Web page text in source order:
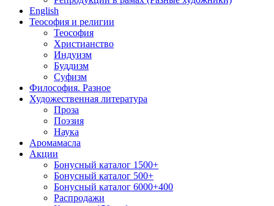
English
Теософия и религии
Теософия
Христианство
Индуизм
Буддизм
Суфизм
Философия. Разное
Художественная литература
Проза
Поэзия
Наука
Аромамасла
Акции
Бонусный каталог 1500+
Бонусный каталог 500+
Бонусный каталог 6000+400
Распродажи